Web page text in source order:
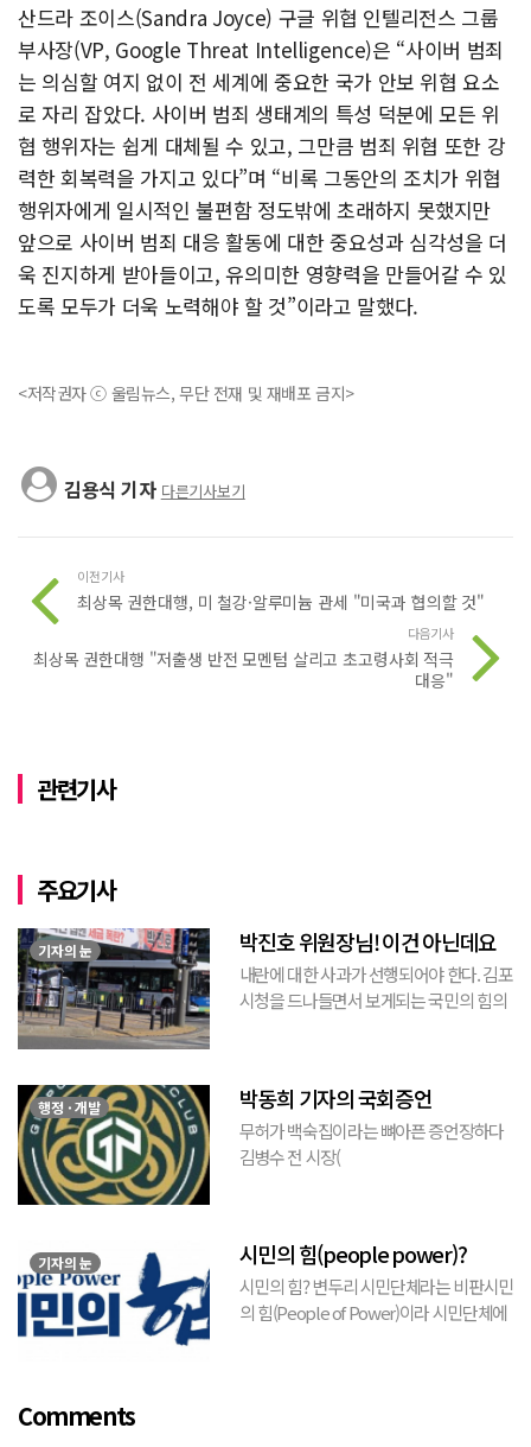
산드라 조이스(Sandra Joyce) 구글 위협 인텔리전스 그룹
부사장(VP, Google Threat Intelligence)은 “사이버 범죄
는 의심할 여지 없이 전 세계에 중요한 국가 안보 위협 요소
로 자리 잡았다. 사이버 범죄 생태계의 특성 덕분에 모든 위
협 행위자는 쉽게 대체될 수 있고, 그만큼 범죄 위협 또한 강
력한 회복력을 가지고 있다”며 “비록 그동안의 조치가 위협
행위자에게 일시적인 불편함 정도밖에 초래하지 못했지만
앞으로 사이버 범죄 대응 활동에 대한 중요성과 심각성을 더
욱 진지하게 받아들이고, 유의미한 영향력을 만들어갈 수 있
도록 모두가 더욱 노력해야 할 것”이라고 말했다.
<저작권자 ⓒ 울림뉴스, 무단 전재 및 재배포 금지>
김용식 기자 다른기사보기
이전기사
최상목 권한대행, 미 철강·알루미늄 관세 "미국과 협의할 것"
다음기사
최상목 권한대행 "저출생 반전 모멘텀 살리고 초고령사회 적극
대응"
관련기사
주요기사
기자의 눈 박진호 위원장님! 이건 아닌데요
내란에 대한 사과가 선행되어야 한다. 김포
시청을 드나들면서 보게되는 국민의 힘의
이 하...
행정 · 개발 박동희 기자의 국회증언
무허가 백숙집이라는 뼈아픈 증언장하다
김병수 전 시장(
로축구 2부리그에 대해...
기자의 눈 시민의 힘(people power)?
시민의 힘? 변두리 시민단체라는 비판시민
의 힘(People of Power)이라 시민단체에
Comments